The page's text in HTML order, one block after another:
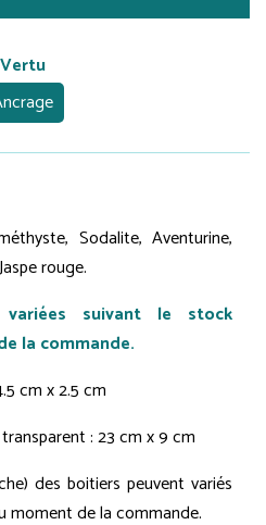
Vertu
Sodalite, Aventurine,
rouge.
suivant le stock
la commande.
cm x 2.5 cm
: 23 cm x 9 cm
des boitiers peuvent variés
moment de la commande.